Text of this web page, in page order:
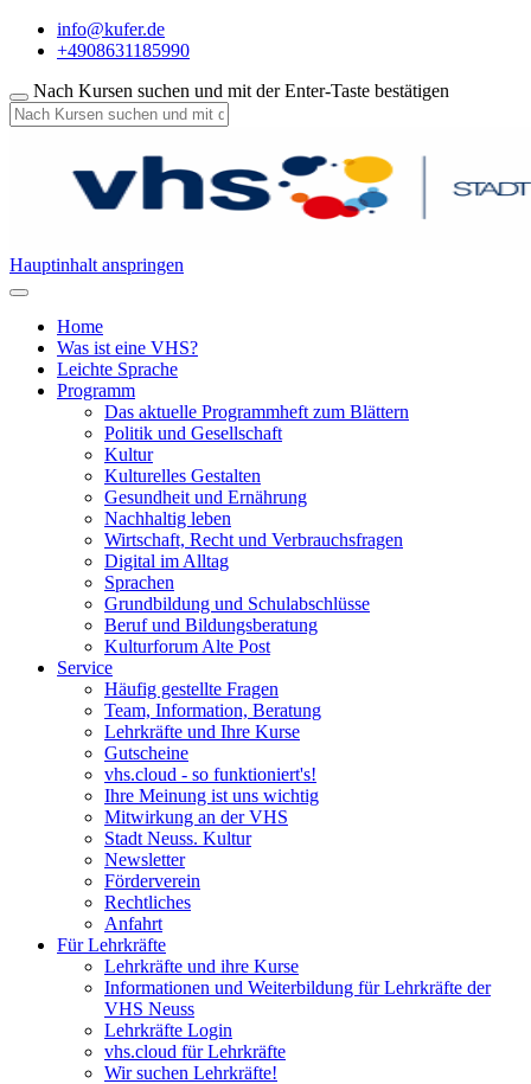
info@kufer.de
+4908631185990
Nach Kursen suchen und mit der Enter-Taste bestätigen
Hauptinhalt anspringen
Home
Was ist eine VHS?
Leichte Sprache
Programm
Das aktuelle Programmheft zum Blättern
Politik und Gesellschaft
Kultur
Kulturelles Gestalten
Gesundheit und Ernährung
Nachhaltig leben
Wirtschaft, Recht und Verbrauchsfragen
Digital im Alltag
Sprachen
Grundbildung und Schulabschlüsse
Beruf und Bildungsberatung
Kulturforum Alte Post
Service
Häufig gestellte Fragen
Team, Information, Beratung
Lehrkräfte und Ihre Kurse
Gutscheine
vhs.cloud - so funktioniert's!
Ihre Meinung ist uns wichtig
Mitwirkung an der VHS
Stadt Neuss. Kultur
Newsletter
Förderverein
Rechtliches
Anfahrt
Für Lehrkräfte
Lehrkräfte und ihre Kurse
Informationen und Weiterbildung für Lehrkräfte der
VHS Neuss
Lehrkräfte Login
vhs.cloud für Lehrkräfte
Wir suchen Lehrkräfte!